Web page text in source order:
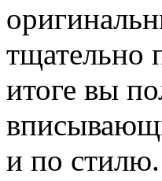
тщательно
итоге вы
и по стилю.